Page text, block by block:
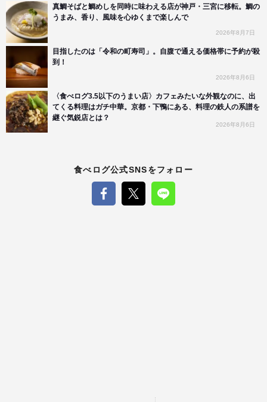
真鯛そばと鯛めしを同時に味わえる店が神戸・三宮に移転。鯛の
うまみ、香り、風味を心ゆくまで楽しんで
2026年8月7日
目指したのは「令和の町寿司」。自腹で通える価格帯に予約が殺
到！
2026年8月6日
〈食べログ3.5以下のうまい店〉カフェみたいな外観なのに、出
てくる料理はガチ中華。京都・下鴨にある、料理の鉄人の系譜を
継ぐ気鋭店とは？
2026年8月6日
食べログ公式SNSをフォロー